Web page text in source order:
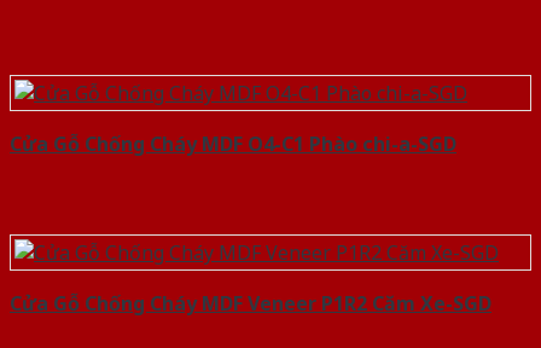
Cửa Gỗ Chống Cháy MDF O4-C1 Phào chi-a-SGD
Cửa Gỗ Chống Cháy MDF Veneer P1R2 Căm Xe-SGD